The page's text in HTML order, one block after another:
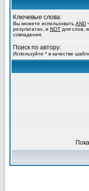
Ключевые слова:
Вы можете использовать AND
результатах, и NOT для слов,
совпадения.
Поиск по автору:
Используйте * в качестве